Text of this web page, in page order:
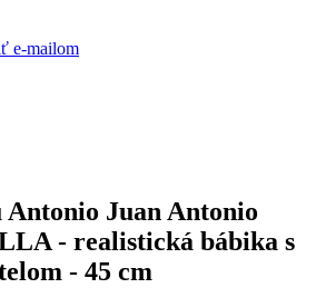
e-mailom
Antonio Juan Antonio
- realistická bábika s
- 45 cm